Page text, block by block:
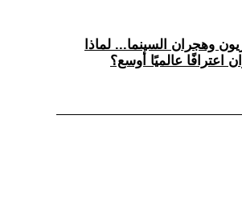
وهجران السينما... لماذا
اعترافًا عالميًا أوسع؟